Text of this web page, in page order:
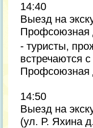
14:40
Выезд на
Профсоюзная
- туристы,
встречаются
Профсоюзная
14:50
Выезд на
(ул. Р. Яхина